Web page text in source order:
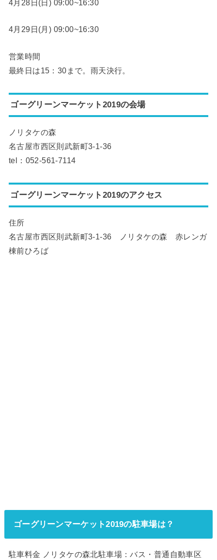
4月28日(日) 09:00~16:30
4月29日(月) 09:00~16:30
営業時間
最終日は15：30まで。雨天決行。
ゴーグリーンマーケット2019の会場
ノリタケの森
名古屋市西区則武新町3-1-36
tel：052-561-7114
ゴーグリーンマーケット2019のアクセス
住所
名古屋市西区則武新町3-1-36 ノリタケの森 赤レンガ
棟前ひろば
ゴーグリーンマーケット2019の駐車場は？
駐車料金 ノリタケの森北駐車場：バス・普通自動車区